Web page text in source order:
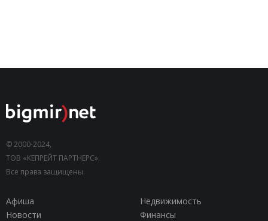
© 2000-2024,
ТОВ «КЕПРЕЙТ ПАРТНЕРС».
Все права защищены.
Афиша
Недвижимость
Новости
Финансы